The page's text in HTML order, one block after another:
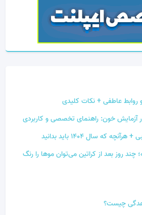
روابط عاطفی + نکات کلیدی
آزمایش خون: راهنمای تخصصی و کاربردی
که سال ۱۴۰۴ باید بدانید
چند روز بعد از کراتین می‌توان موها را رنگ
چیست؟